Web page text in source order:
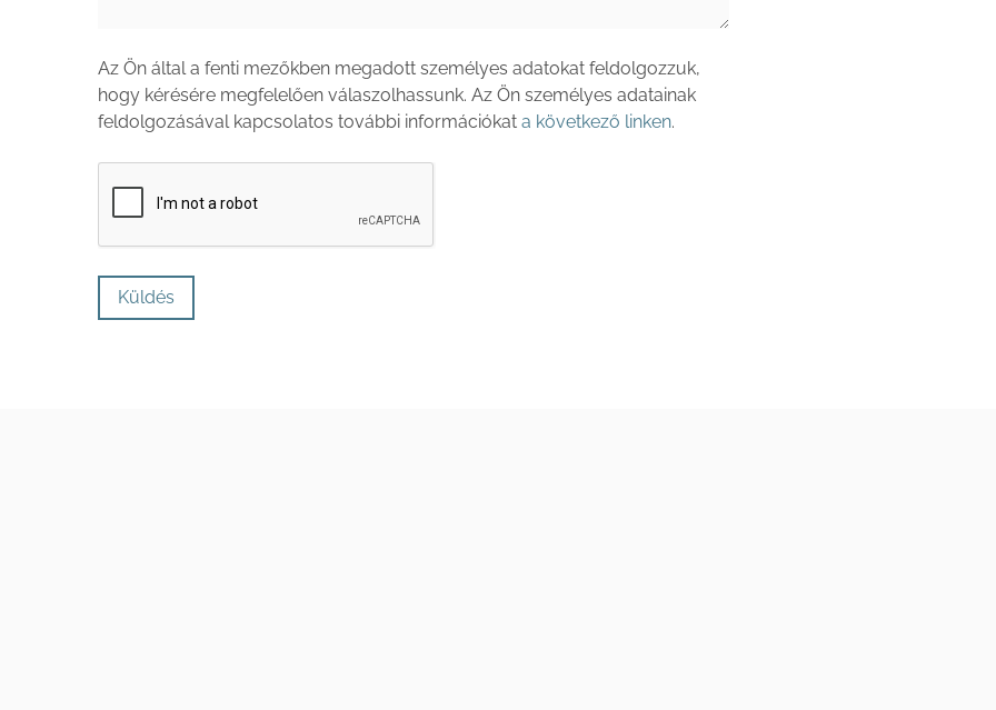
Az Ön által a fenti mezőkben megadott személyes adatokat feldolgozzuk,
hogy kérésére megfelelően válaszolhassunk. Az Ön személyes adatainak
feldolgozásával kapcsolatos további információkat a következő linken.
Küldés